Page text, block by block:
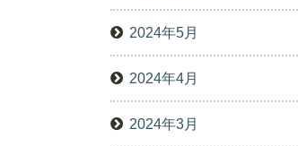
2024年5月
2024年4月
2024年3月